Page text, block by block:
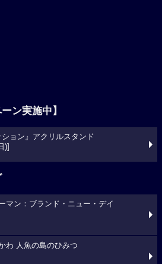
)]
わ 人魚の島のひみつ
ンしんちゃん 奇々怪々！オラの妖怪バケ